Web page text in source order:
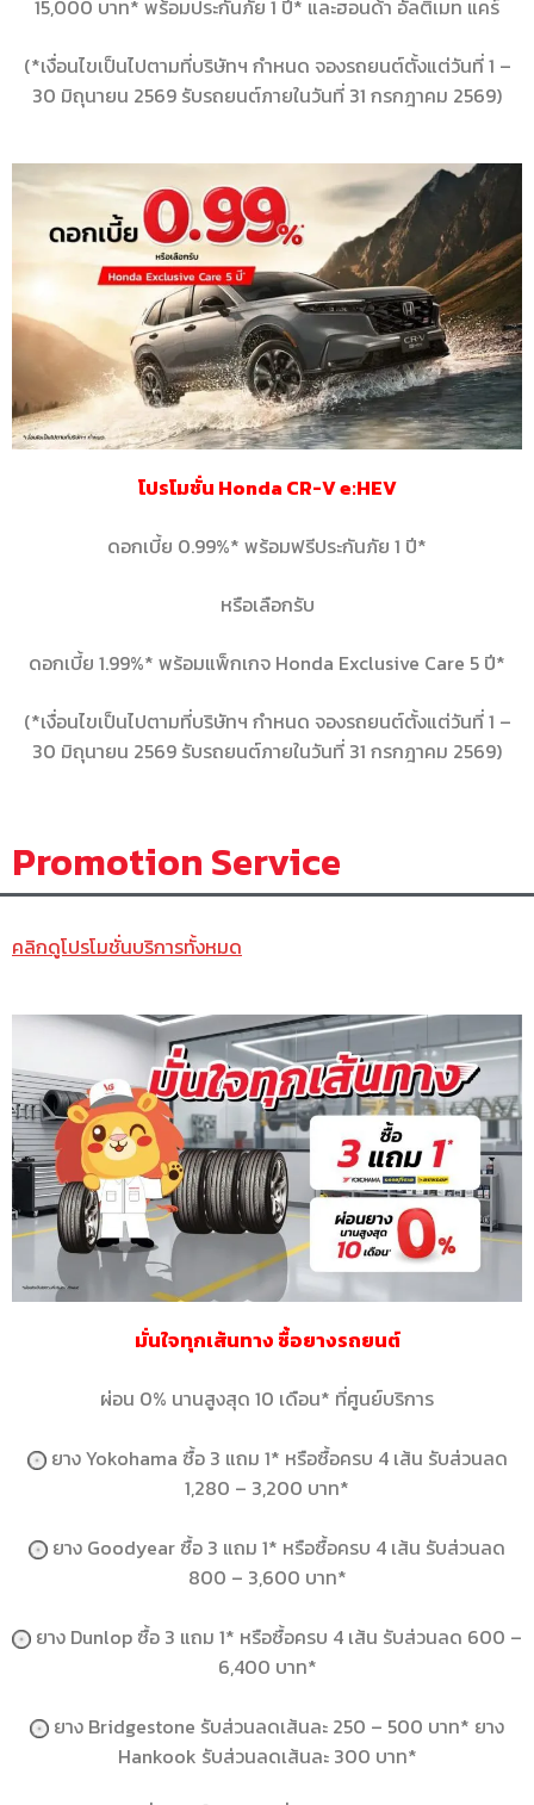
15,000 บาท* พร้อมประกันภัย 1 ปี* และฮอนด้า อัลติเมท แคร์
(*เงื่อนไขเป็นไปตามที่บริษัทฯ กำหนด จองรถยนต์ตั้งแต่วันที่ 1 –
30 มิถุนายน 2569 รับรถยนต์ภายในวันที่ 31 กรกฎาคม 2569)
โปรโมชั่น Honda CR-V e:HEV
ดอกเบี้ย 0.99%* พร้อมฟรีประกันภัย 1 ปี*
หรือเลือกรับ
ดอกเบี้ย 1.99%* พร้อมแพ็กเกจ Honda Exclusive Care 5 ปี*
(*เงื่อนไขเป็นไปตามที่บริษัทฯ กำหนด จองรถยนต์ตั้งแต่วันที่ 1 –
30 มิถุนายน 2569 รับรถยนต์ภายในวันที่ 31 กรกฎาคม 2569)
Promotion Service
คลิกดูโปรโมชั่นบริการทั้งหมด
มั่นใจทุกเส้นทาง ซื้อยางรถยนต์
ผ่อน 0% นานสูงสุด 10 เดือน* ที่ศูนย์บริการ
ยาง Yokohama ซื้อ 3 แถม 1* หรือซื้อครบ 4 เส้น รับส่วนลด
1,280 – 3,200 บาท*
ยาง Goodyear ซื้อ 3 แถม 1* หรือซื้อครบ 4 เส้น รับส่วนลด
800 – 3,600 บาท*
ยาง Dunlop ซื้อ 3 แถม 1* หรือซื้อครบ 4 เส้น รับส่วนลด 600 –
6,400 บาท*
ยาง Bridgestone รับส่วนลดเส้นละ 250 – 500 บาท* ยาง
Hankook รับส่วนลดเส้นละ 300 บาท*